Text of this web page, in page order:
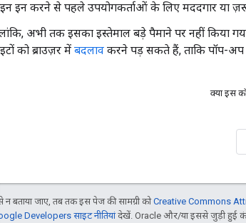
इन करने से पहले उपयोगकर्ताओं के लिए मददगार या
अभी तक इसका इस्तेमाल बड़े पैमाने पर नहीं
को ब्राउज़र में बदलाव करने पड़ सकते हैं, ताकि पॉप-अप
क्या इस
बताया जाए, तब तक इस पेज की सामग्री कोCreative Commons
Developers साइट नीतियांदेखें. Oracle और/या इससे जुड़ी हुई